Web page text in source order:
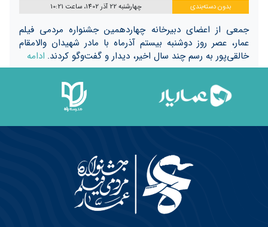
بدون دسته‌بندی چهارشنبه 22 آذر 1402، ساعت 10:21
جمعی از اعضای دبیرخانه چهاردهمین جشنواره مردمی فیلم
عمار، عصر روز دوشنبه بیستم آذرماه با مادر شهیدان والامقام
خالقی‌پور به رسم چند سال اخیر، دیدار و گفت‌و‌گو کردند. ادامه